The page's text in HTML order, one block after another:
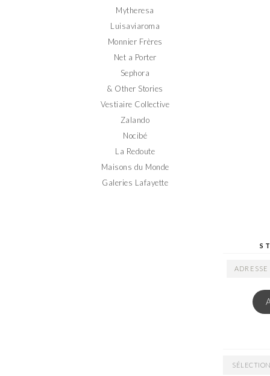
Mytheresa
Luisaviaroma
Monnier Frères
Net a Porter
Sephora
& Other Stories
Vestiaire Collective
Zalando
Nocibé
La Redoute
Maisons du Monde
Galeries Lafayette
ADRESSE
ARCHIVES